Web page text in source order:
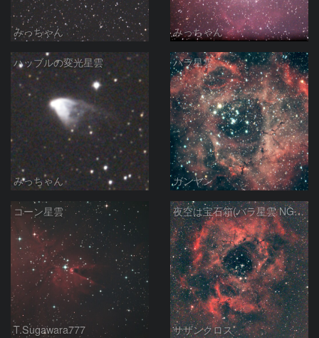
みっちゃん みっちゃん
ハッブルの変光星雲
みっちゃん
バラ星雲
ガンヤン
コーン星雲
T.Sugawara777
夜空は宝石箱(バラ星雲 NGC2237) Seestar50
サザンクロス